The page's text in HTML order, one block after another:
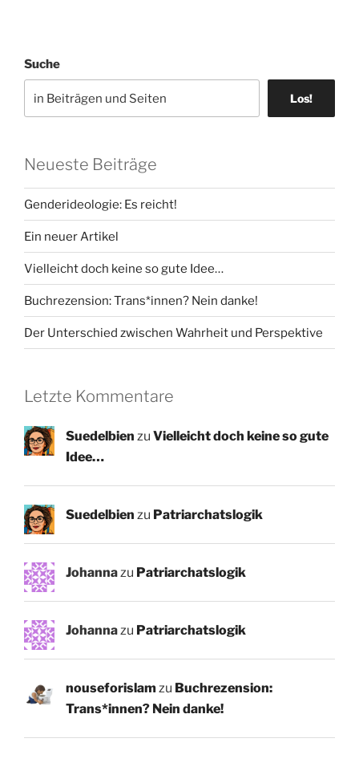
Suche
Los!
Neueste Beiträge
Genderideologie: Es reicht!
Ein neuer Artikel
Vielleicht doch keine so gute Idee…
Buchrezension: Trans*innen? Nein danke!
Der Unterschied zwischen Wahrheit und Perspektive
Letzte Kommentare
Suedelbien zu Vielleicht doch keine so gute
Idee…
Suedelbien zu Patriarchatslogik
Johanna zu Patriarchatslogik
Johanna zu Patriarchatslogik
nouseforislam zu Buchrezension:
Trans*innen? Nein danke!